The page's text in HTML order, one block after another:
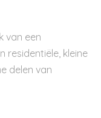
van een
residentiële, kleine
delen van